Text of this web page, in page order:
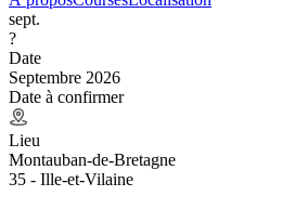
sept.
?
Date
Septembre 2026
Date à confirmer
Lieu
Montauban-de-Bretagne
35 - Ille-et-Vilaine